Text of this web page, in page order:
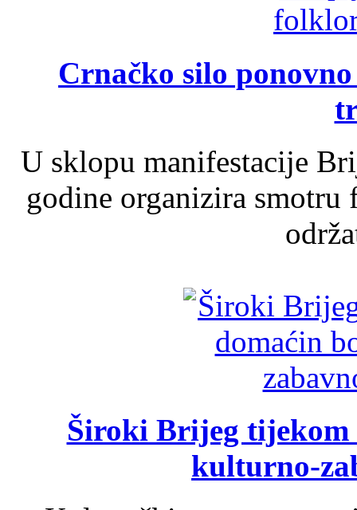
Crnačko silo
U sklopu manifestacije
godine organizira
Široki Brijeg tijekom
kulturno-